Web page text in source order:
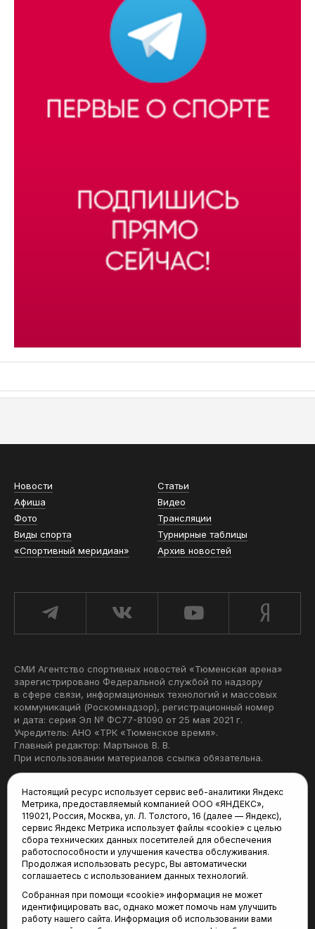
Новости
Статьи
Афиша
Видео
Фото
Трансляции
Виды спорта
Турнирные таблицы
«Спортивный меридиан»
Архив новостей
СМИ Агентство спортивных новостей «Тюменская арена»
зарегистрировано Федеральной службой по надзору
в сфере связи, информационных технологий и массовых
коммуникаций (Роскомнадзор), регистрационный номер
и дата: серия Эл № ФС77-81090 от 25 мая 2021 г.
Учредитель: АНО «ТРК «Тюменское время».
Главный редактор: Мартынов В. В.
При использовании материалов ссылка обязательна.
Редакция:
625035, Тюмень, пр. Геологоразведчиков, 28А
(3452) 68-22-28
tum-arena@mail.ru
Отдел продаж:
(3452) 68-89-78
kotovaev@sibinformburo.ru
Настоящий ресурс использует сервис веб-аналитики Яндекс
Метрика, предоставляемый компанией ООО «ЯНДЕКС»,
119021, Россия, Москва, ул. Л. Толстого, 16 (далее — Яндекс),
сервис Яндекс Метрика использует файлы «cookie» с целью
сбора технических данных посетителей для обеспечения
работоспособности и улучшения качества обслуживания.
Продолжая использовать ресурс, Вы автоматически
соглашаетесь с использованием данных технологий.
Собранная при помощи «cookie» информация не может
идентифицировать вас, однако может помочь нам улучшить
работу нашего сайта. Информация об использовании вами